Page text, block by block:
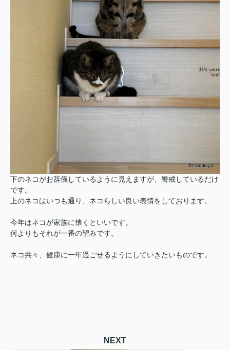
下のネコがお辞儀しているように見えますが、警戒しているだけ
です。
上のネコはいつも通り、ネコらしい良い表情をしております。
今年はネコが家族に懐くといいです。
何よりもそれが一番の望みです。
ネコ共々、健康に一年過ごせるようにしていきたいものです。
NEXT